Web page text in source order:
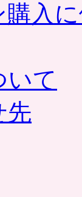
入
いて
先